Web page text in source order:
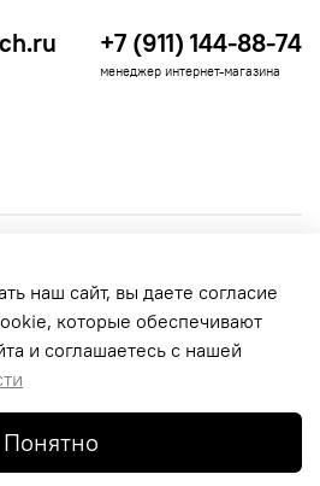
+7 (911) 144-88-74
менеджер интернет-магазина
права защищены.
наш сайт, вы даете согласие
которые обеспечивают
и соглашаетесь с нашей
Понятно
обработки